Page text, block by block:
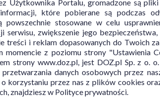
technologii SR (Sustained Release) umożliwia
mikropeletek kapsułki mają zneutralizowany
u osób z zespołem jelita drażliwego
zaburzeniami mikroflory jelitowej po
biegunki, zaparcia czy uczucie pełności.
z niewystarczającym spożyciem błonnika.
Użytkownika Portalu, gromadzone są
które pobierane są podczas
stosowane w celu
serwisu, zwiększenie jego
treści i reklam dopasowanych do Twoich
momencie z poziomu strony "Ustawienia
strony www.doz.pl, jest DOZ.pl Sp. z o.
danych osobowych przez
korzystaniu przez nas z plików cookies
znajdziesz w Polityce prywatności.